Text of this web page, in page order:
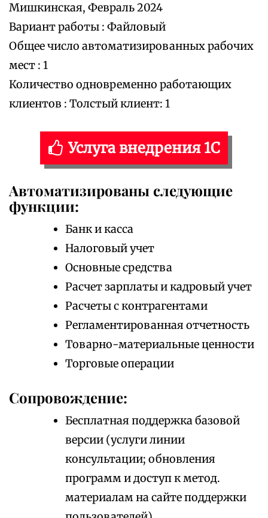
Мишкинская, Февраль 2024
Вариант работы : Файловый
Общее число автоматизированных рабочих
мест : 1
Количество одновременно работающих
клиентов : Толстый клиент: 1
Услуга внедрения 1С
Автоматизированы следующие
функции:
Банк и касса
Налоговый учет
Основные средства
Расчет зарплаты и кадровый учет
Расчеты с контрагентами
Регламентированная отчетность
Товарно-материальные ценности
Торговые операции
Сопровождение:
Бесплатная поддержка базовой
версии (услуги линии
консультации; обновления
программ и доступ к метод.
материалам на сайте поддержки